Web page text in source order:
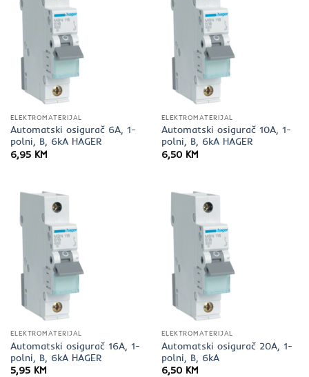
ELEKTROMATERIJAL
Automatski osigurač 6A, 1-
polni, B, 6kA HAGER
6,95 KM
ELEKTROMATERIJAL
Automatski osigurač 10A, 1-
polni, B, 6kA HAGER
6,50 KM
ELEKTROMATERIJAL
Automatski osigurač 16A, 1-
polni, B, 6kA HAGER
5,95 KM
ELEKTROMATERIJAL
Automatski osigurač 20A, 1-
polni, B, 6kA
6,50 KM